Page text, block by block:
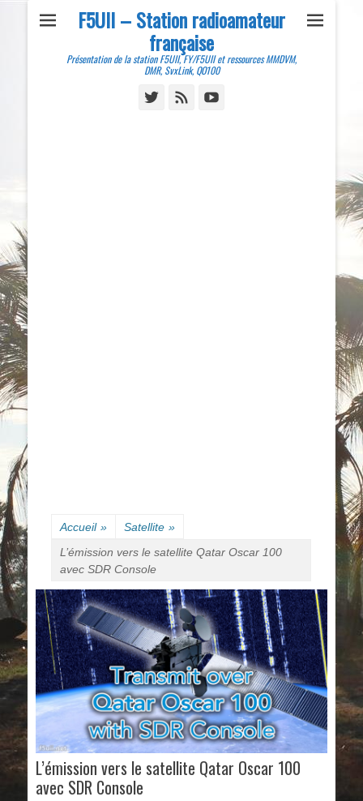
F5UII – Station radioamateur
française
Présentation de la station F5UII, FY/F5UII et ressources MMDVM,
DMR, SvxLink, QO100
TwitterFeed
Accueil » Satellite »
L’émission vers le satellite Qatar Oscar 100
avec SDR Console
L’émission vers le satellite Qatar Oscar 100
avec SDR Console